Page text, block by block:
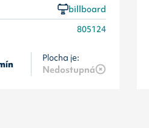
billboard
805124
Plocha je:
Nedostupná